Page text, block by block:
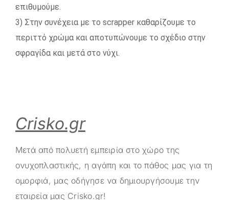
επιθυμούμε.
3) Στην συνέχεια με το scrapper καθαρίζουμε το
περιττό χρώμα και αποτυπώνουμε το σχέδιο στην
σφραγίδα και μετά στο νύχι.
Crisko.gr
Μετά από πολυετή εμπειρία στο χώρο της
ονυχοπλαστικής, η αγάπη και το πάθος μας για τη
ομορφιά, μας οδήγησε να δημιουργήσουμε την
εταιρεία μας Crisko.gr!